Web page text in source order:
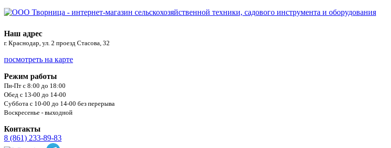
Наш адрес
г. Краснодар, ул. 2 проезд Стасова, 32
посмотреть на карте
Режим работы
Пн-Пт с 8:00 до 18:00
Обед с 13-00 до 14-00
Суббота с 10-00 до 14-00 без перерыва
Воскресенье - выходной
Контакты
8 (861) 233-89-83